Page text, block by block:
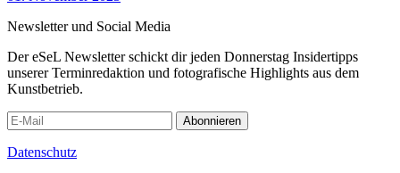
Newsletter und Social Media
Der eSeL Newsletter schickt dir jeden Donnerstag Insidertipps
unserer Terminredaktion und fotografische Highlights aus dem
Kunstbetrieb.
Abonnieren
Datenschutz